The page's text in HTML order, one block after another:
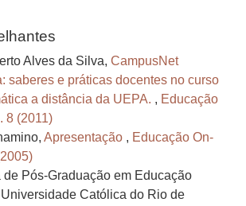
Alves da Silva, CampusNet
saberes e práticas docentes no curso
a distância da UEPA. , Educação
8 (2011)
Apresentação , Educação On-
de Pós-Graduação em Educação
Católica do Rio de